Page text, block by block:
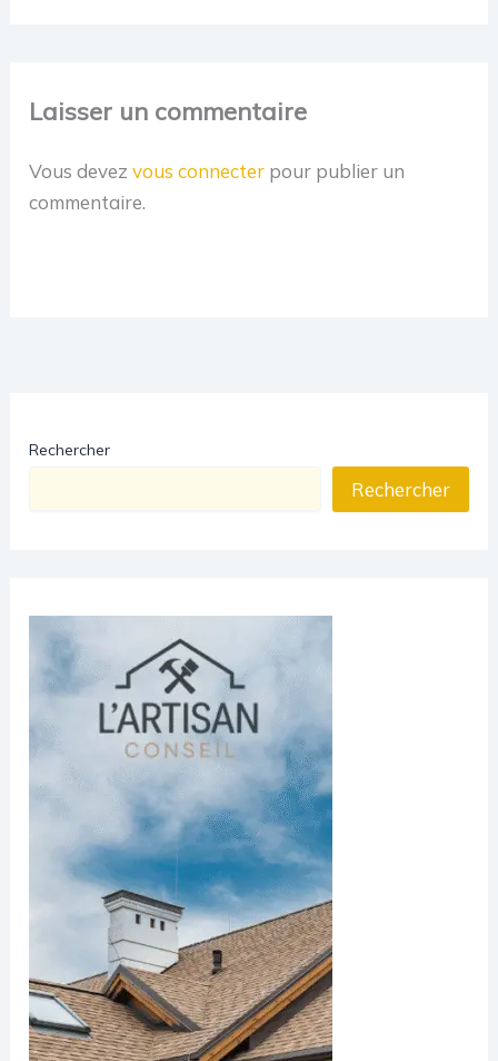
Laisser un commentaire
Vous devezvous connecter pour publier un
commentaire.
Rechercher
Rechercher